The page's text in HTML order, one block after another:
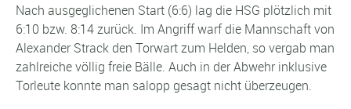
Nach ausgeglichenen Start (6:6) lag die HSG plötzlich mit
6:10 bzw. 8:14 zurück. Im Angriff warf die Mannschaft von
Alexander Strack den Torwart zum Helden, so vergab man
zahlreiche völlig freie Bälle. Auch in der Abwehr inklusive
Torleute konnte man salopp gesagt nicht überzeugen.